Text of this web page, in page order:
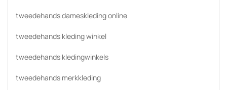
tweedehands dameskleding online
tweedehands kleding winkel
tweedehands kledingwinkels
tweedehands merkkleding